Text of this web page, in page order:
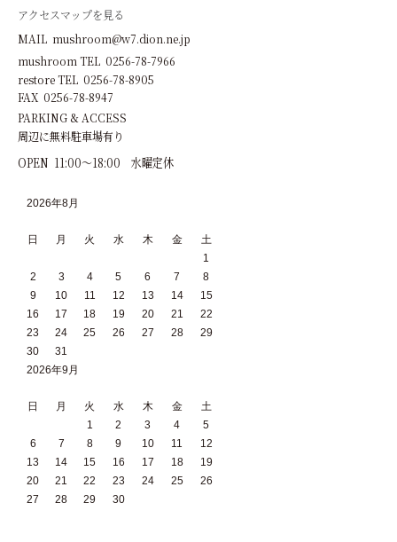
アクセスマップを見る
MAIL mushroom@w7.dion.ne.jp
mushroom TEL 0256-78-7966
restore TEL 0256-78-8905
FAX 0256-78-8947
PARKING & ACCESS
周辺に無料駐車場有り
OPEN 11:00～18:00 水曜定休
2026年8月
日 月 火 水 木 金
土
1
2
3 4 5 6 7
8
9
10 11 12 13 14
15
16
17 18 19 20 21
22
23
24 25 26 27 28
29
30
31
2026年9月
日 月 火 水 木 金
土
1
2 3 4
5
6
7 8 9 10 11
12
13
14 15 16 17 18
19
20
21 22 23 24 25
26
27
28 29 30